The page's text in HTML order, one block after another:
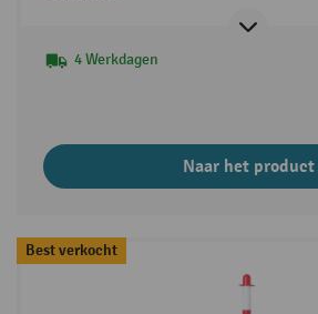
4 Werkdagen
Naar het product
Best verkocht